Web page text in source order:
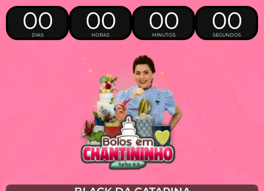
00
DIAS 00
HORAS 00
MINUTOS 00
SEGUNDOS